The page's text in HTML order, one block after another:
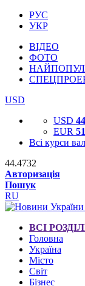
РУС
УКР
ВІДЕО
ФОТО
USD
USD
EUR
Всі курси
44.4732
Авторизація
Пошук
RU
ВСІ
Головна
Україна
Місто
Світ
Бізнес